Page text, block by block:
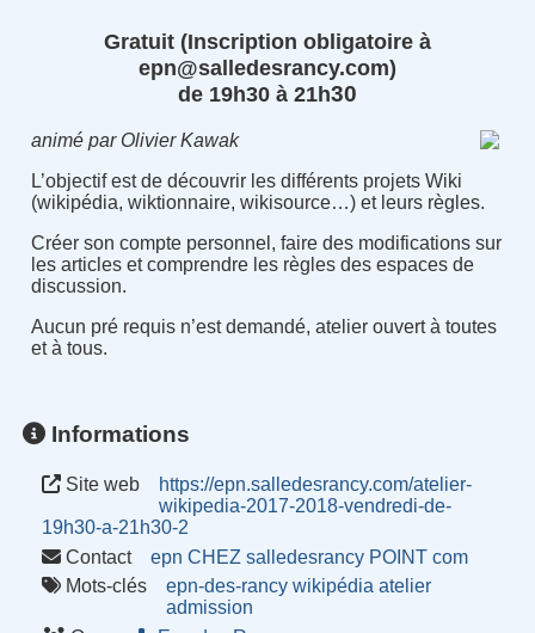
Gratuit (Inscription obligatoire à
epn@salledesrancy.com)
de 19h30 à 21h30
animé par Olivier Kawak
L’objectif est de découvrir les différents projets Wiki
(wikipédia, wiktionnaire, wikisource…) et leurs règles.
Créer son compte personnel, faire des modifications sur
les articles et comprendre les règles des espaces de
discussion.
Aucun pré requis n’est demandé, atelier ouvert à toutes
et à tous.
Informations
Site web
https://epn.salledesrancy.com/atelier-
wikipedia-2017-2018-vendredi-de-
19h30-a-21h30-2
Contact
epn CHEZ salledesrancy POINT com
Mots-clés
epn-des-rancy wikipédia atelier
admission